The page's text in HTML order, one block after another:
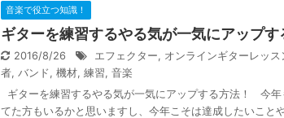
音楽で役立つ知識！
ギターを練習するやる気が一気にアップす
2016/8/26 エフェクター, オンラインギターレッス
者, バンド, 機材, 練習, 音楽
ギターを練習するやる気が一気にアップする方法！ 今年
てた方もいるかと思いますし、今年こそは達成したいこと